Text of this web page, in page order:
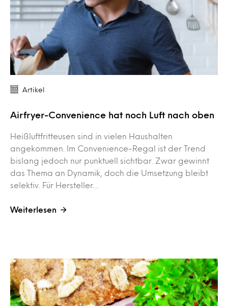
Artikel
Airfryer-Convenience hat noch Luft nach oben
Heißluftfritteusen sind in vielen Haushalten
angekommen. Im Convenience-Regal ist der Trend
bislang jedoch nur punktuell sichtbar. Zwar gewinnt
das Thema an Dynamik, doch die Umsetzung bleibt
selektiv. Für Hersteller…
Weiterlesen